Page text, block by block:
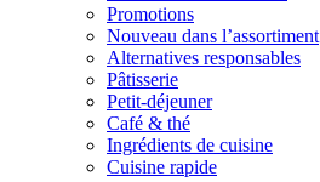
Promotions
Nouveau dans l’assortiment
Alternatives responsables
Pâtisserie
Petit-déjeuner
Café & thé
Ingrédients de cuisine
Cuisine rapide